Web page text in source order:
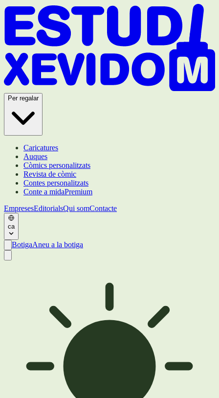
Per regalar
Caricatures
Auques
Còmics personalitzats
Revista de còmic
Contes personalitzats
Conte a midaPremium
EmpresesEditorialsQui somContacte
ca
BotigaAneu a la botiga